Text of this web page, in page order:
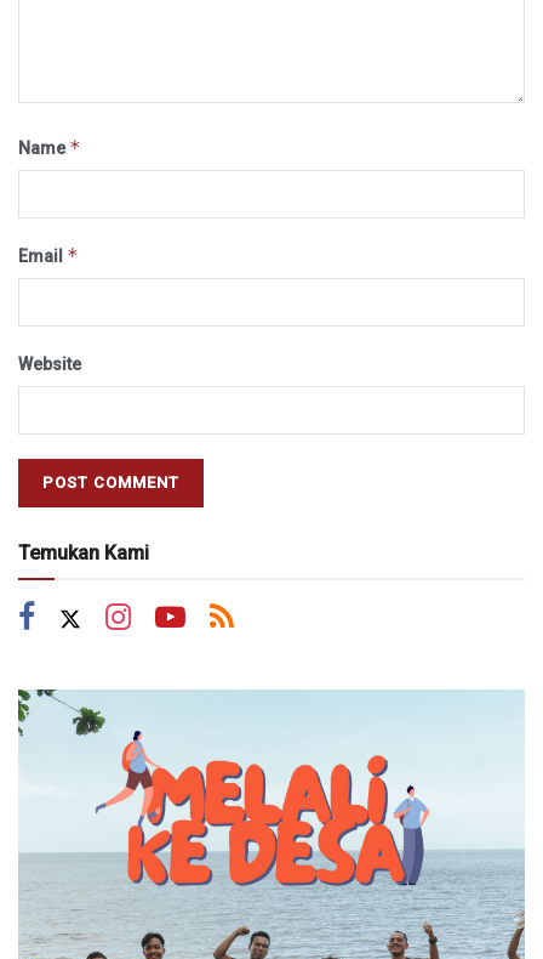
Name*
Email *
Website
Temukan Kami